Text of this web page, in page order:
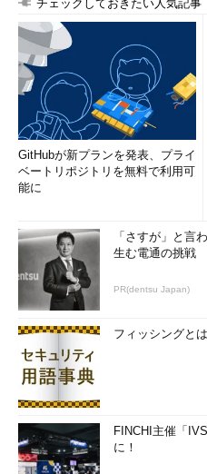
チェックしておきたい人気記事
GitHubが新プランを発表、プライ
ベートリポジトリを無料で利用可
能に
「さすが」と言
生む電通の挑戦
PR(dentsu Japan)
フィッシングとは
FINCHI主催「
に！